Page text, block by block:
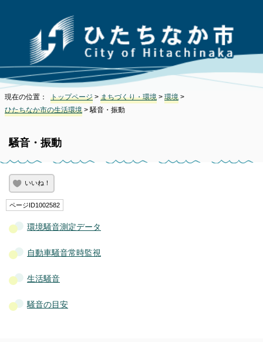
現在の位置： トップページ > まちづくり・環境 > 環境 >
ひたちなか市の生活環境 > 騒音・振動
騒音・振動
いいね！
ページID1002582
環境騒音測定データ
自動車騒音常時監視
生活騒音
騒音の目安